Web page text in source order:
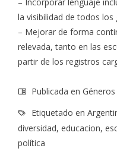
la visibilidad de todos los
– Mejorar de forma
relevada, tanto en las
partir de los registros
Publicada en Géneros
Etiquetado en
diversidad, educacion,
política